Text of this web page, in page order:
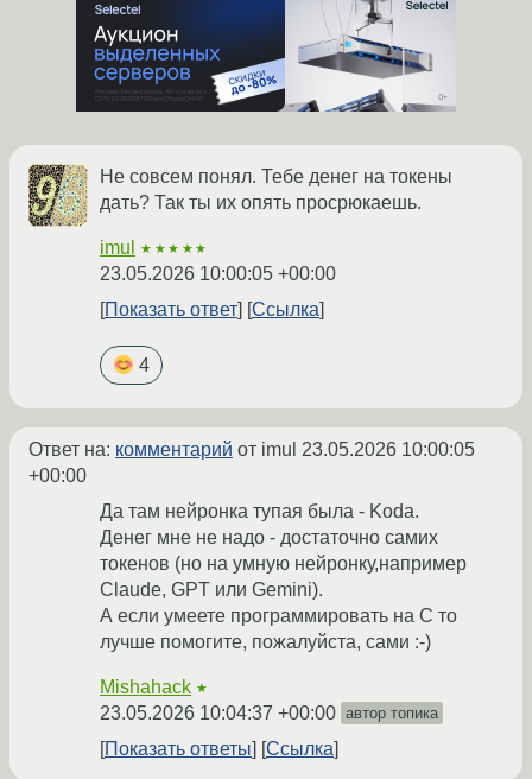
Не совсем понял. Тебе денег на токены
дать? Так ты их опять просрюкаешь.
imul ★★★★★
23.05.2026 10:00:05 +00:00
Показать ответ
Ссылка
4
Ответ на: комментарий от imul 23.05.2026 10:00:05
+00:00
Да там нейронка тупая была - Koda.
Денег мне не надо - достаточно самих
токенов (но на умную нейронку,например
Claude, GPT или Gemini).
А если умеете программировать на С то
лучше помогите, пожалуйста, сами :-)
Mishahack ★
23.05.2026 10:04:37 +00:00 автор топика
Показать ответы Ссылка